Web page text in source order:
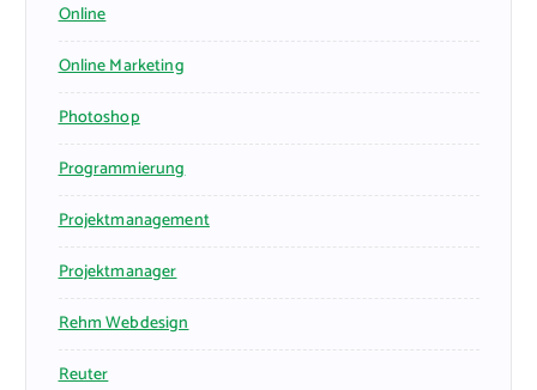
Online
Online Marketing
Photoshop
Programmierung
Projektmanagement
Projektmanager
Rehm Webdesign
Reuter